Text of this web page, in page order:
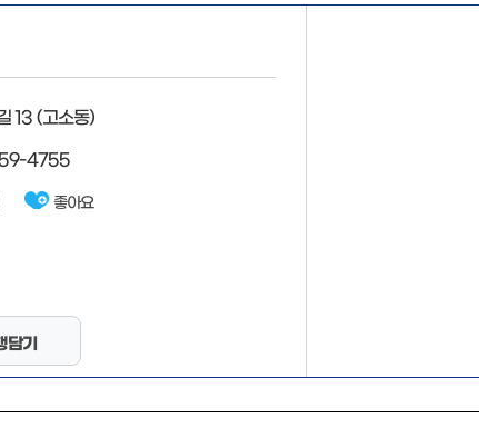
13 (고소동)
4755
좋아요
담기